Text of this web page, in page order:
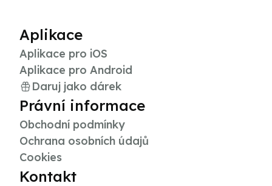
Aplikace
Aplikace pro iOS
Aplikace pro Android
Daruj jako dárek
Právní informace
Obchodní podmínky
Ochrana osobních údajů
Cookies
Kontakt